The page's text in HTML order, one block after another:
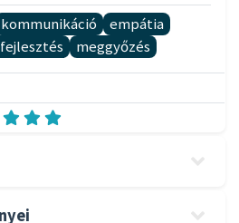
kommunikáció
empátia
meggyőzés